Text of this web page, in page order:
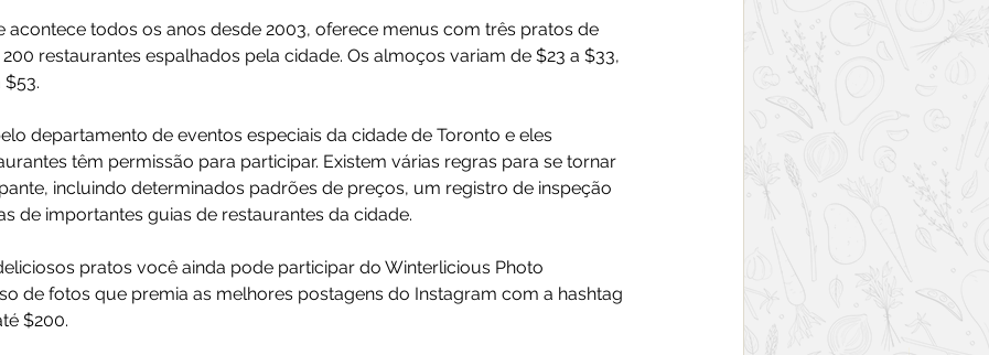
acontece todos os anos desde 2003, oferece menus com três pratos de
restaurantes espalhados pela cidade. Os almoços variam de $23 a $33,
$53.
departamento de eventos especiais da cidade de Toronto e eles
têm permissão para participar. Existem várias regras para se tornar
incluindo determinados padrões de preços, um registro de inspeção
de importantes guias de restaurantes da cidade.
pratos você ainda pode participar do Winterlicious Photo
de fotos que premia as melhores postagens do Instagram com a hashtag
$200.